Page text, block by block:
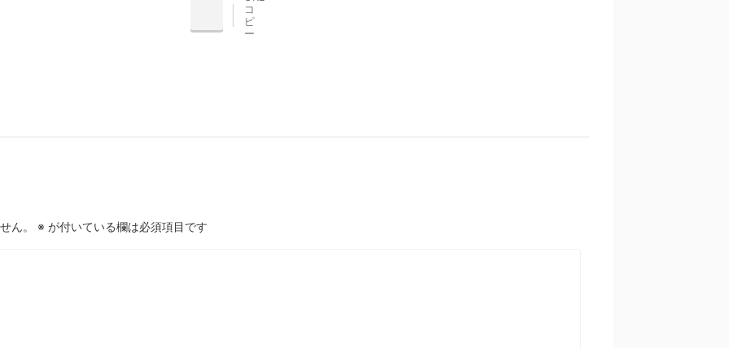
コ
ピ
ー
ん。 ※ が付いている欄は必須項目です